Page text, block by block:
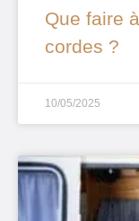
Que faire
cordes ?
10/05/2025